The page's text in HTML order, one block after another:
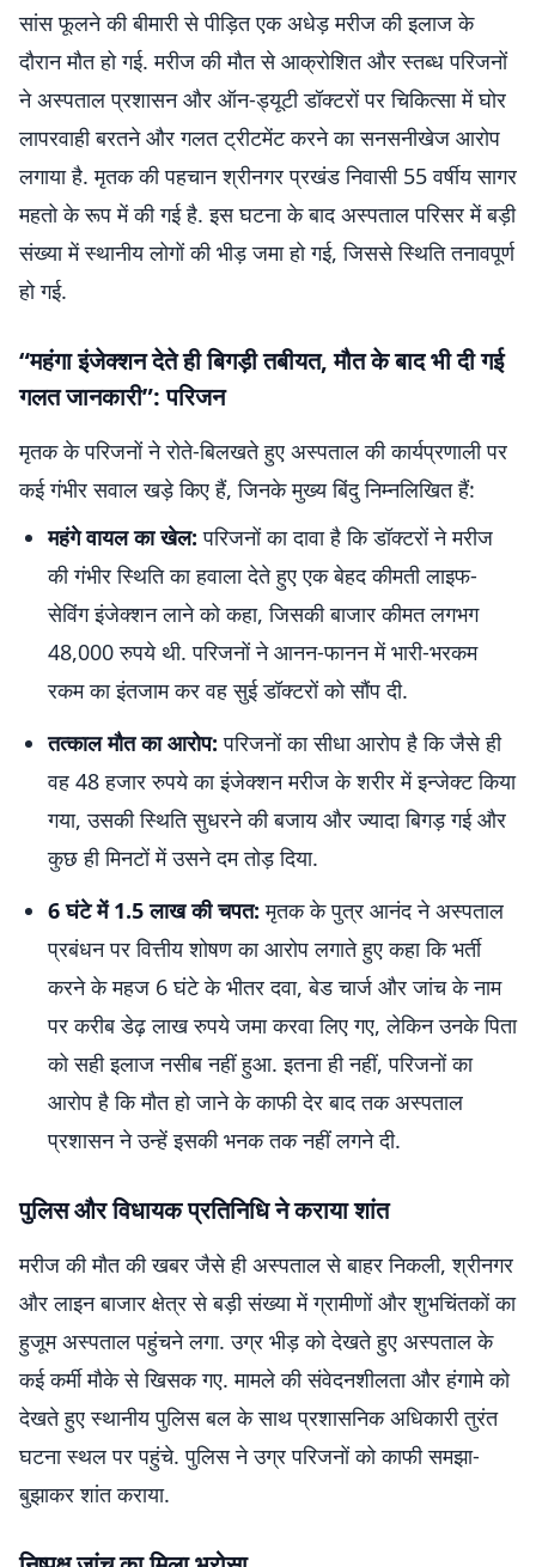
सांस फूलने की बीमारी से पीड़ित एक अधेड़ मरीज की इलाज के
दौरान मौत हो गई. मरीज की मौत से आक्रोशित और स्तब्ध परिजनों
ने अस्पताल प्रशासन और ऑन-ड्यूटी डॉक्टरों पर चिकित्सा में घोर
लापरवाही बरतने और गलत ट्रीटमेंट करने का सनसनीखेज आरोप
लगाया है. मृतक की पहचान श्रीनगर प्रखंड निवासी 55 वर्षीय सागर
महतो के रूप में की गई है. इस घटना के बाद अस्पताल परिसर में बड़ी
संख्या में स्थानीय लोगों की भीड़ जमा हो गई, जिससे स्थिति तनावपूर्ण
हो गई.
“महंगा इंजेक्शन देते ही बिगड़ी तबीयत, मौत के बाद भी दी गई
गलत जानकारी”: परिजन
मृतक के परिजनों ने रोते-बिलखते हुए अस्पताल की कार्यप्रणाली पर
कई गंभीर सवाल खड़े किए हैं, जिनके मुख्य बिंदु निम्नलिखित हैं:
महंगे वायल का खेल: परिजनों का दावा है कि डॉक्टरों ने मरीज
की गंभीर स्थिति का हवाला देते हुए एक बेहद कीमती लाइफ-
सेविंग इंजेक्शन लाने को कहा, जिसकी बाजार कीमत लगभग
48,000 रुपये थी. परिजनों ने आनन-फानन में भारी-भरकम
रकम का इंतजाम कर वह सुई डॉक्टरों को सौंप दी.
तत्काल मौत का आरोप: परिजनों का सीधा आरोप है कि जैसे ही
वह 48 हजार रुपये का इंजेक्शन मरीज के शरीर में इन्जेक्ट किया
गया, उसकी स्थिति सुधरने की बजाय और ज्यादा बिगड़ गई और
कुछ ही मिनटों में उसने दम तोड़ दिया.
6 घंटे में 1.5 लाख की चपत: मृतक के पुत्र आनंद ने अस्पताल
प्रबंधन पर वित्तीय शोषण का आरोप लगाते हुए कहा कि भर्ती
करने के महज 6 घंटे के भीतर दवा, बेड चार्ज और जांच के नाम
पर करीब डेढ़ लाख रुपये जमा करवा लिए गए, लेकिन उनके पिता
को सही इलाज नसीब नहीं हुआ. इतना ही नहीं, परिजनों का
आरोप है कि मौत हो जाने के काफी देर बाद तक अस्पताल
प्रशासन ने उन्हें इसकी भनक तक नहीं लगने दी.
पुलिस और विधायक प्रतिनिधि ने कराया शांत
मरीज की मौत की खबर जैसे ही अस्पताल से बाहर निकली, श्रीनगर
और लाइन बाजार क्षेत्र से बड़ी संख्या में ग्रामीणों और शुभचिंतकों का
हुजूम अस्पताल पहुंचने लगा. उग्र भीड़ को देखते हुए अस्पताल के
कई कर्मी मौके से खिसक गए. मामले की संवेदनशीलता और हंगामे को
देखते हुए स्थानीय पुलिस बल के साथ प्रशासनिक अधिकारी तुरंत
घटना स्थल पर पहुंचे. पुलिस ने उग्र परिजनों को काफी समझा-
बुझाकर शांत कराया.